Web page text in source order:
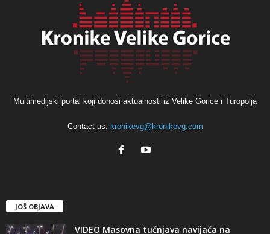
Multimedijski portal koji donosi aktualnosti iz Velike Gorice i Turopolja
Contact us: kronikevg@kronikevg.com
JOŠ OBJAVA
VIDEO Masovna tučnjava navijača na